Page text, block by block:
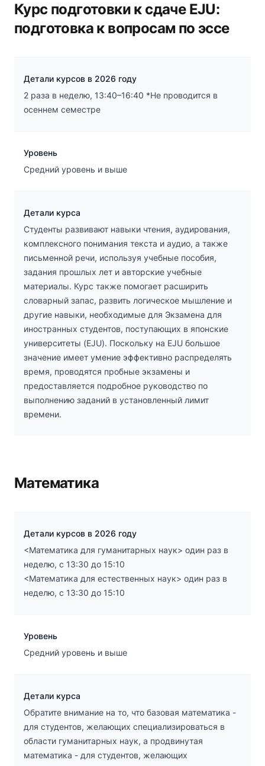
Курс подготовки к сдаче EJU:
подготовка к вопросам по эссе
Детали курсов в 2026 году
2 раза в неделю, 13:40–16:40 *Не проводится в
осеннем семестре
Уровень
Средний уровень и выше
Детали курса
Студенты развивают навыки чтения, аудирования,
комплексного понимания текста и аудио, а также
письменной речи, используя учебные пособия,
задания прошлых лет и авторские учебные
материалы. Курс также помогает расширить
словарный запас, развить логическое мышление и
другие навыки, необходимые для Экзамена для
иностранных студентов, поступающих в японские
университеты (EJU). Поскольку на EJU большое
значение имеет умение эффективно распределять
время, проводятся пробные экзамены и
предоставляется подробное руководство по
выполнению заданий в установленный лимит
времени.
Математика
Детали курсов в 2026 году
<Математика для гуманитарных наук> один раз в
неделю, с 13:30 до 15:10
<Математика для естественных наук> один раз в
неделю, с 13:30 до 15:10
Уровень
Средний уровень и выше
Детали курса
Обратите внимание на то, что базовая математика -
для студентов, желающих специализироваться в
области гуманитарных наук, а продвинутая
математика - для студентов, желающих